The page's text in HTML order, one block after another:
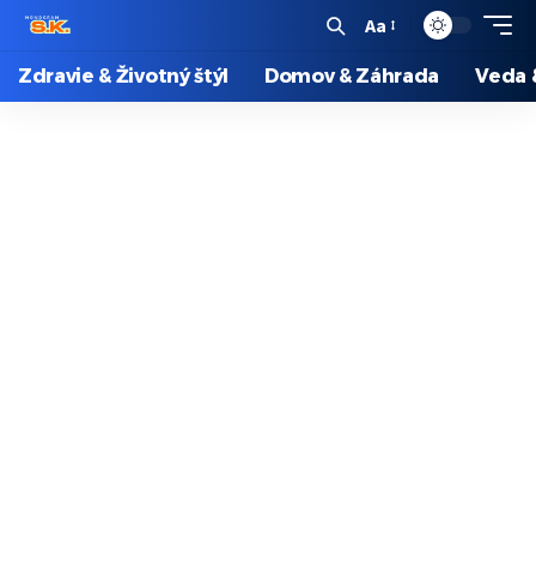
Aa
Zdravie & Životný štýl Domov & Záhrada Veda